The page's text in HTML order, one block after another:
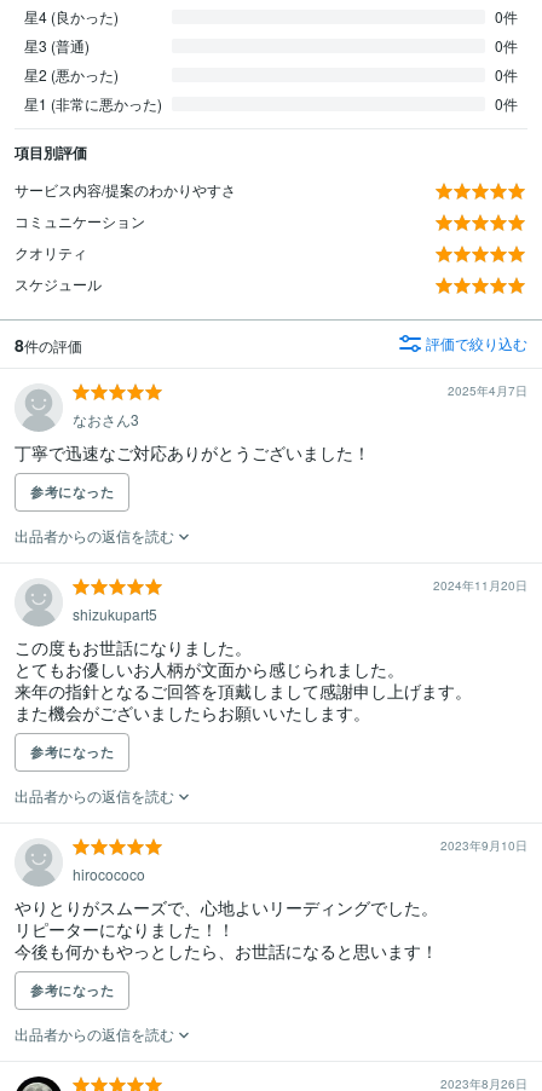
星4 (良かった)
0件
星3 (普通)
0件
星2 (悪かった)
0件
星1 (非常に悪かった)
0件
項目別評価
サービス内容/提案のわかりやすさ
コミュニケーション
クオリティ
スケジュール
8件の評価 評価で絞り込む
2025年4月7日
なおさん3
丁寧で迅速なご対応ありがとうございました！
参考になった
出品者からの返信を読む
2024年11月20日
shizukupart5
この度もお世話になりました。
とてもお優しいお人柄が文面から感じられました。
来年の指針となるご回答を頂戴しまして感謝申し上げます。
参考になった
出品者からの返信を読む
2023年9月10日
hirocococo
やりとりがスムーズで、心地よいリーディングでした。
リピーターになりました！！
今後も何かもやっとしたら、お世話になると思います！
参考になった
出品者からの返信を読む
2023年8月26日